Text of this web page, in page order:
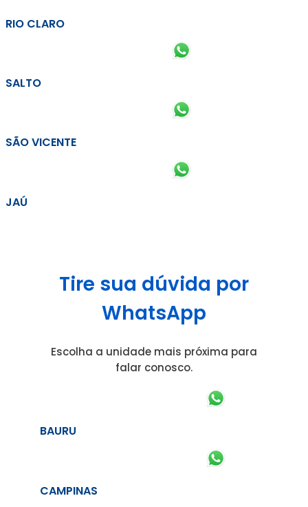
RIO CLARO
SALTO
SÃO VICENTE
JAÚ
Tire sua dúvida por
WhatsApp
Escolha a unidade mais próxima para
falar conosco.
BAURU
CAMPINAS